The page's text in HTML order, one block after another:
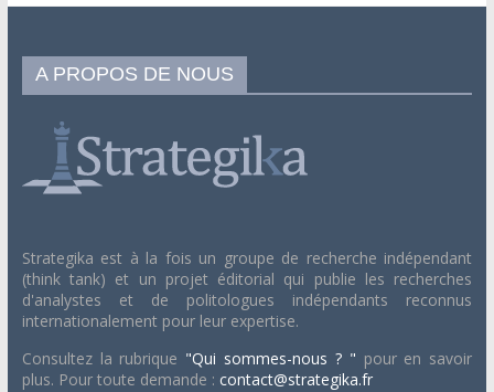
A PROPOS DE NOUS
Strategika est à la fois un groupe de recherche indépendant
(think tank) et un projet éditorial qui publie les recherches
d'analystes et de politologues indépendants reconnus
internationalement pour leur expertise.
Consultez la rubrique "Qui sommes-nous ? " pour en savoir
plus. Pour toute demande : contact@strategika.fr